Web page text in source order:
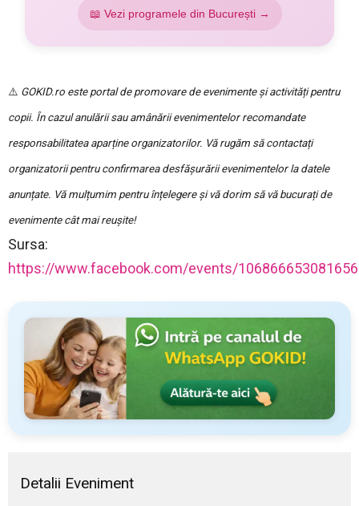
📖 Vezi programele din București →
⚠️ GOKID.ro este portal de promovare de evenimente și activități pentru
copii. În cazul anulării sau amânării evenimentelor recomandate
responsabilitatea aparține organizatorilor. Vă rugăm să contactați
organizatorii pentru confirmarea desfășurării evenimentelor la datele
anunțate. Vă mulțumim pentru înțelegere și vă dorim să vă bucurați de
evenimente cât mai reușite!
Sursa:
https://www.facebook.com/events/
Detalii Eveniment